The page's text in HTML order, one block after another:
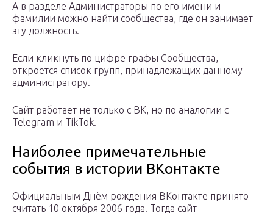
А в разделе Администраторы по его имени и
фамилии можно найти сообщества, где он занимает
эту должность.
Если кликнуть по цифре графы Сообщества,
откроется список групп, принадлежащих данному
администратору.
Сайт работает не только с ВК, но по аналогии с
Telegram и TikTok.
Наиболее примечательные
события в истории ВКонтакте
Официальным Днём рождения ВКонтакте принято
считать 10 октября 2006 года. Тогда сайт